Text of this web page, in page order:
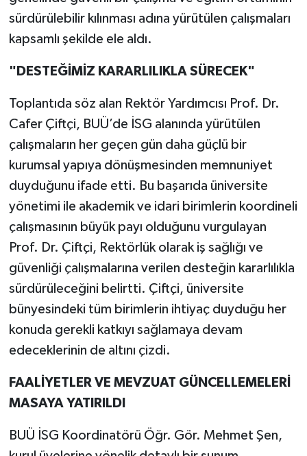
sürdürülebilir kılınması adına yürütülen çalışmaları
kapsamlı şekilde ele aldı.
"DESTEĞİMİZ KARARLILIKLA SÜRECEK"
Toplantıda söz alan Rektör Yardımcısı Prof. Dr.
Cafer Çiftçi, BUÜ’de İSG alanında yürütülen
çalışmaların her geçen gün daha güçlü bir
kurumsal yapıya dönüşmesinden memnuniyet
duyduğunu ifade etti. Bu başarıda üniversite
yönetimi ile akademik ve idari birimlerin koordineli
çalışmasının büyük payı olduğunu vurgulayan
Prof. Dr. Çiftçi, Rektörlük olarak iş sağlığı ve
güvenliği çalışmalarına verilen desteğin kararlılıkla
sürdürüleceğini belirtti. Çiftçi, üniversite
bünyesindeki tüm birimlerin ihtiyaç duyduğu her
konuda gerekli katkıyı sağlamaya devam
edeceklerinin de altını çizdi.
FAALİYETLER VE MEVZUAT GÜNCELLEMELERİ
MASAYA YATIRILDI
BUÜ İSG Koordinatörü Öğr. Gör. Mehmet Şen,